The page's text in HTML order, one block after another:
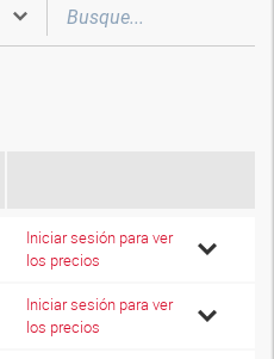
Iniciar sesión para ver
los precios
Iniciar sesión para ver
los precios